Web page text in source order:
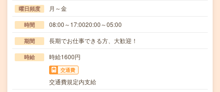
曜日頻度 月～金
時間 08:00～17:0020:00～05:00
期間 長期でお仕事できる方、大歓迎！
時給 時給1600円
交通費
交通費規定内支給